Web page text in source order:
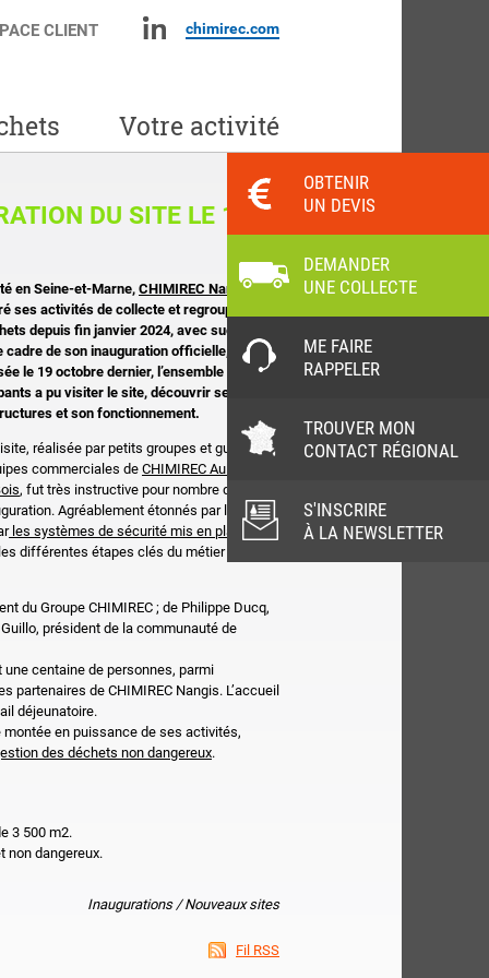
DU SITE LE 19
en Seine-et-Marne, CHIMIREC Nangisa
ses activités de collecte et regroupement
depuis fin janvier 2024, avec succès.
cadre de son inauguration officielle,
le 19 octobre dernier, l’ensemble des
a pu visiter le site, découvrir ses
et son fonctionnement.
réalisée par petits groupes et guidée par
commerciales de CHIMIREC Aulnay-
, fut très instructive pour nombre d’invités
Agréablement étonnés par la
les systèmes de sécurité mis en place et
différentes étapes clés du métier de
du Groupe CHIMIREC ; de Philippe Ducq,
président de la communauté de
une centaine de personnes, parmi
de CHIMIREC Nangis. L’accueil
déjeunatoire.
montée en puissance de ses activités,
des déchets non dangereux.
3 500 m2.
non dangereux.
Inaugurations / Nouveaux sites
Fil RSS
CLIENT chimirec.com
Votre activité
OBTENIR
UN DEVIS
DEMANDER
UNE COLLECTE
ME FAIRE
RAPPELER
TROUVER MON
CONTACT RÉGIONAL
S'INSCRIRE
À LA NEWSLETTER